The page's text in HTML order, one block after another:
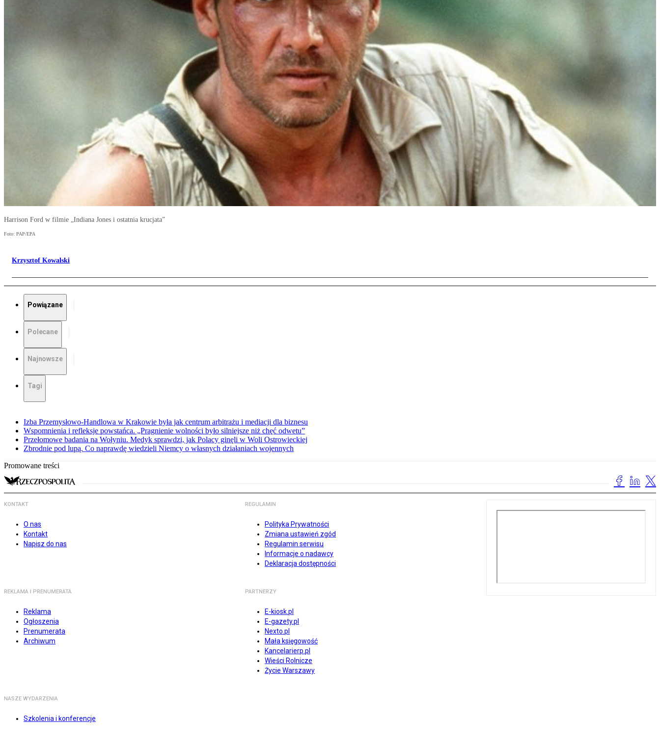
Harrison Ford w filmie „Indiana Jones i ostatnia krucjata”
Foto: PAP/EPA
Krzysztof Kowalski
Powiązane
Polecane
Najnowsze
Tagi
Izba Przemysłowo-Handlowa w Krakowie była jak centrum arbitrażu i mediacji dla biznesu
Wspomnienia i refleksje powstańca. „Pragnienie wolności było silniejsze niż chęć odwetu”
Przełomowe badania na Wołyniu. Medyk sprawdzi, jak Polacy ginęli w Woli Ostrowieckiej
Zbrodnie pod lupą. Co naprawdę wiedzieli Niemcy o własnych działaniach wojennych
Promowane treści
KONTAKT
O nas
Kontakt
Napisz do nas
REGULAMIN
Polityka Prywatności
Zmiana ustawień zgód
Regulamin serwisu
Informacje o nadawcy
Deklaracja dostępności
REKLAMA I PRENUMERATA
Reklama
Ogłoszenia
Prenumerata
Archiwum
PARTNERZY
E-kiosk.pl
E-gazety.pl
Nexto.pl
Mała księgowość
Kancelarierp.pl
Wieści Rolnicze
Życie Warszawy
NASZE WYDARZENIA
Szkolenia i konferencje